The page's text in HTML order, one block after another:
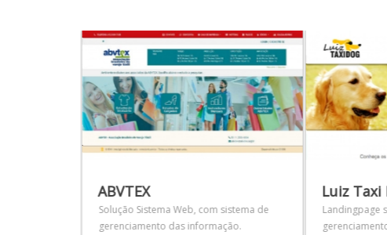
ABVTEX
Solução Sistema Web, com sistema de
gerenciamento das informação.
Luiz Taxi
Landingpage